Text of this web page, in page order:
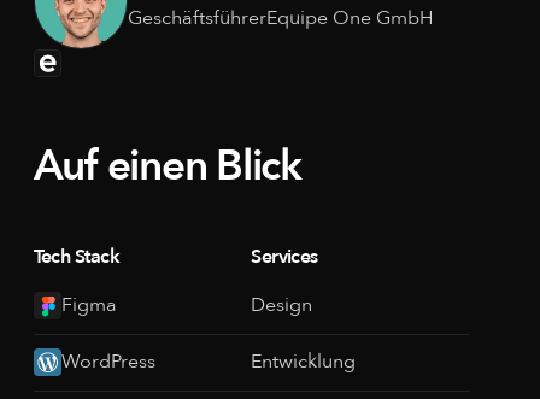
GeschäftsführerEquipe One GmbH
Auf einen Blick
Tech Stack
Figma
WordPress
Services
Design
Entwicklung